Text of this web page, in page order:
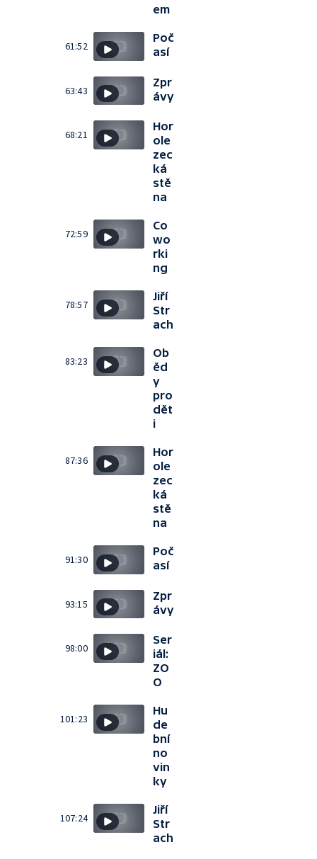
em
61:52
Poč
así
63:43
Zpr
ávy
68:21
Hor
ole
zec
ká
stě
na
72:59
Co
wo
rki
ng
78:57
Jiří
Str
ach
83:23
Ob
ěd
y
pro
dět
i
87:36
Hor
ole
zec
ká
stě
na
91:30
Poč
así
93:15
Zpr
ávy
98:00
Ser
iál:
ZO
O
101:23
Hu
de
bní
no
vin
ky
107:24
Jiří
Str
ach